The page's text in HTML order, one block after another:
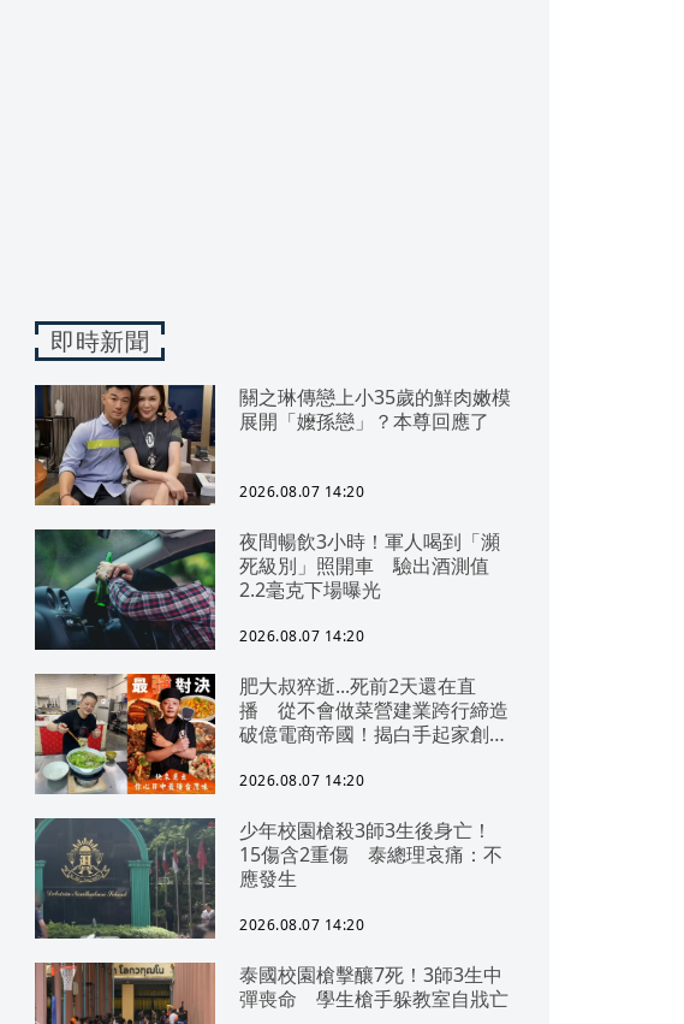
即時新聞
關之琳傳戀上小35歲的鮮肉嫩模
展開「嬤孫戀」？本尊回應了
2026.08.07 14:20
夜間暢飲3小時！軍人喝到「瀕
死級別」照開車 驗出酒測值
2.2毫克下場曝光
2026.08.07 14:20
肥大叔猝逝...死前2天還在直
播 從不會做菜營建業跨行締造
破億電商帝國！揭白手起家創業
2026.08.07 14:20
少年校園槍殺3師3生後身亡！
15傷含2重傷 泰總理哀痛：不
應發生
2026.08.07 14:20
泰國校園槍擊釀7死！3師3生中
彈喪命 學生槍手躲教室自戕亡